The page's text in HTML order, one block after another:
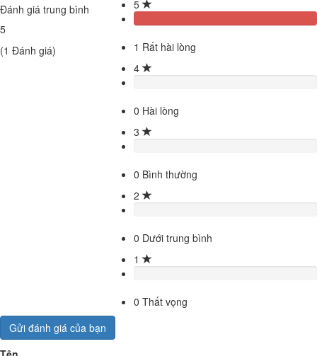
Đánh giá trung bình
5
(1 Đánh giá)
5
1 Rất hài lòng
4
0 Hài lòng
3
0 Bình thường
2
0 Dưới trung bình
1
0 Thất vọng
Gửi đánh giá của bạn